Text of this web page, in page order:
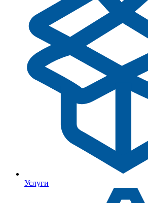
Услуги